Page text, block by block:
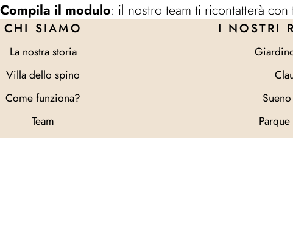
Compila il modulo: il nostro team ti ricontatterà
CHI SIAMO
La nostra storia
Villa dello spino
Come funziona?
Team
I NOSTRI